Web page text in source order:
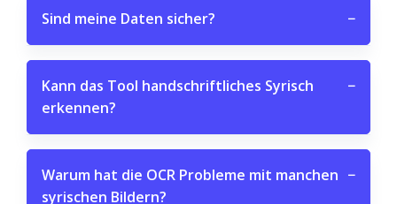
Sind meine Daten sicher? −
Kann das Tool handschriftliches Syrisch
erkennen?
−
Warum hat die OCR Probleme mit manchen
syrischen Bildern?
−